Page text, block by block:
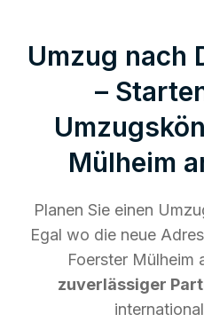
Umzug nach
–
Mülheim
Planen Sie einen
Egal wo die neue
Foerster Mülheim
zuverlässiger